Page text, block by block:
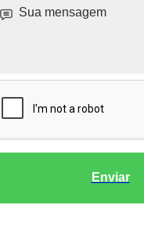
Enviar